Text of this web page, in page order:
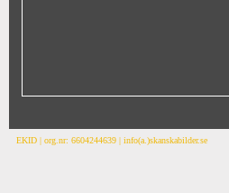
EKID | org.nr: 6604244639 | info(a.)skanskabilder.se